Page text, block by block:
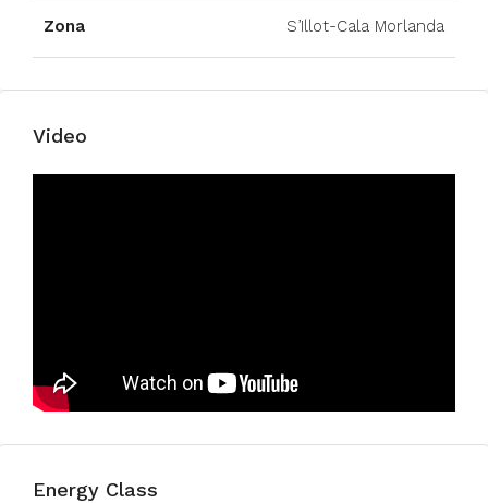
Zona S’Illot-Cala Morlanda
Video
Energy Class